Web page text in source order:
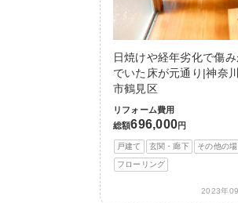
日焼けや経年劣化で傷
でいた床が元通り|神奈
市鶴見区
リフォーム費用
総額696,000円
戸建て 玄関・廊下 その他の
フローリング
2023年